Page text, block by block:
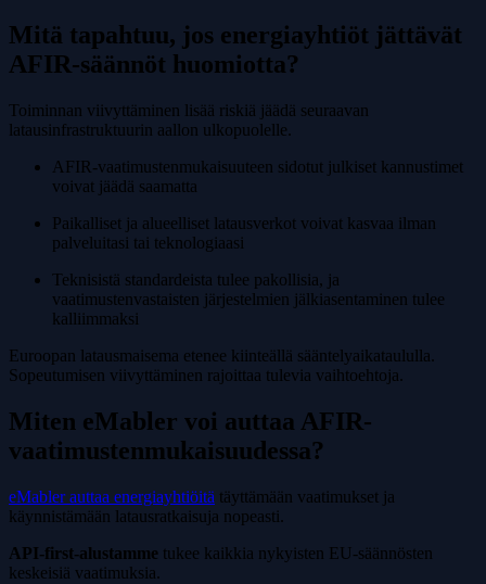
Mitä tapahtuu, jos energiayhtiöt jättävät
AFIR-säännöt huomiotta?
Toiminnan viivyttäminen lisää riskiä jäädä seuraavan
latausinfrastruktuurin aallon ulkopuolelle.
AFIR-vaatimustenmukaisuuteen sidotut julkiset kannustimet
voivat jäädä saamatta
Paikalliset ja alueelliset latausverkot voivat kasvaa ilman
palveluitasi tai teknologiaasi
Teknisistä standardeista tulee pakollisia, ja
vaatimustenvastaisten järjestelmien jälkiasentaminen tulee
kalliimmaksi
Euroopan latausmaisema etenee kiinteällä sääntelyaikataululla.
Sopeutumisen viivyttäminen rajoittaa tulevia vaihtoehtoja.
Miten eMabler voi auttaa AFIR-
vaatimustenmukaisuudessa?
eMabler auttaa energiayhtiöitä täyttämään vaatimukset ja
käynnistämään latausratkaisuja nopeasti.
API-first-alustamme tukee kaikkia nykyisten EU-säännösten
keskeisiä vaatimuksia.